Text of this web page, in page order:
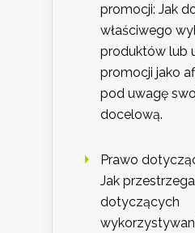
promocji: Jak
właściwego
produktów lub
promocji jako
pod uwagę
docelową.
Prawo
Jak
dotyczących